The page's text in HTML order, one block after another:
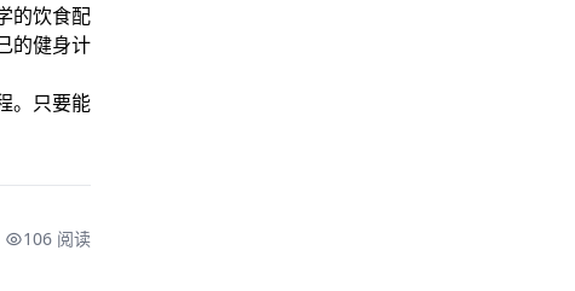
的饮食配
的健身计
。只要能
106 阅读